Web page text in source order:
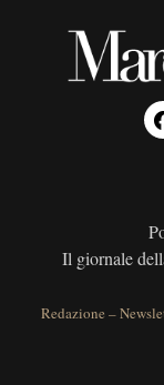
Il giornale
Redazione –